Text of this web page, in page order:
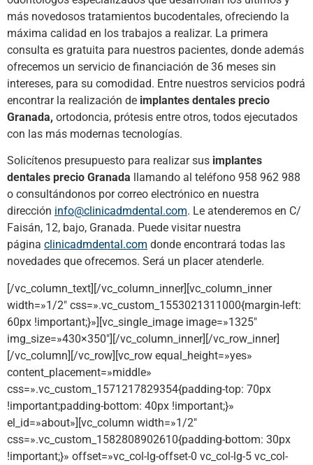
más novedosos tratamientos bucodentales, ofreciendo la
máxima calidad en los trabajos a realizar. La primera
consulta es gratuita para nuestros pacientes, donde además
ofrecemos un servicio de financiación de 36 meses sin
intereses, para su comodidad. Entre nuestros servicios podrá
encontrar la realización de implantes dentales precio
Granada, ortodoncia, prótesis entre otros, todos ejecutados
con las más modernas tecnologías.
Solicítenos presupuesto para realizar sus implantes
dentales precio Granada
llamando al teléfono 958 962 988
o consultándonos por correo electrónico en nuestra
dirección info@clinicadmdental.com. Le atenderemos en C/
Faisán, 12, bajo, Granada. Puede visitar nuestra
página clinicadmdental.com donde encontrará todas las
novedades que ofrecemos. Será un placer atenderle.
[/vc_column_text][/vc_column_inner][vc_column_inner
width=»1/2″ css=».vc_custom_1553021311000{margin-left:
60px !important;}»][vc_single_image image=»1325″
img_size=»430×350″][/vc_column_inner][/vc_row_inner]
[/vc_column][/vc_row][vc_row equal_height=»yes»
content_placement=»middle»
css=».vc_custom_1571217829354{padding-top: 70px
!important;padding-bottom: 40px !important;}»
el_id=»about»][vc_column width=»1/2″
css=».vc_custom_1582808902610{padding-bottom: 30px
!important;}» offset=»vc_col-lg-offset-0 vc_col-lg-5 vc_col-